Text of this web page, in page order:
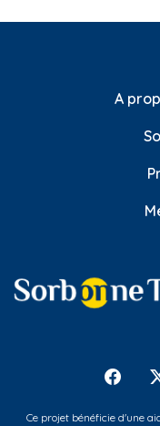
A
Ce projet bénéficie d'une